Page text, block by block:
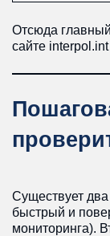
Отсюда
сайте interpol.int
Существует
быстрый и
мониторинга).